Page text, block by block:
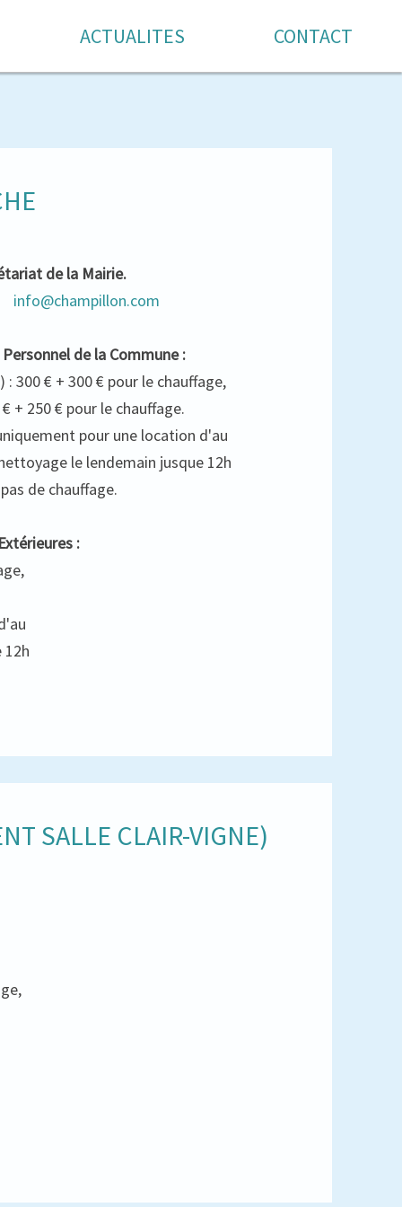
ACTUALITES CONTACT
de la Mairie.
info@champillon.com
de la Commune :
300 € + 300 € pour le chauffage,
+ 250 € pour le chauffage.
pour une location d'au
le lendemain jusque 12h
de chauffage.
:
SALLE CLAIR-VIGNE)